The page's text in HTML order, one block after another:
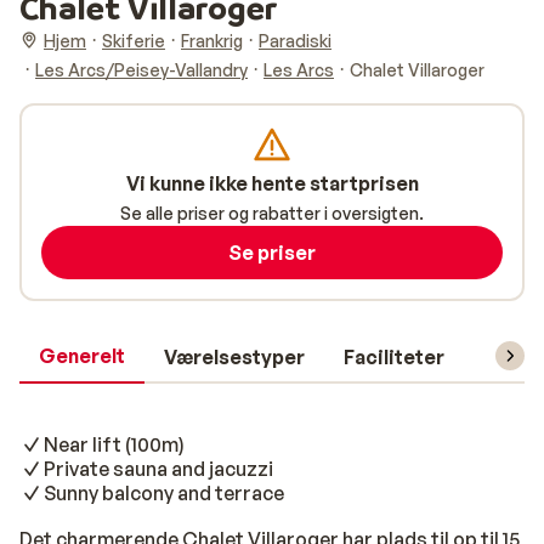
Hjem Skiferie Frankrig
Paradiski
Les Arcs/Peisey-Vallandry
Les Arcs Chalet Villaroger
Generelt Værelsestyper Faciliteter
Near lift (100m)
Private sauna and jacuzzi
Sunny balcony and terrace
Det charmerende Chalet Villaroger har plads til op til 15
Vi kunne ikke hente startprisen
Se alle priser og rabatter i oversigten.
Se priser